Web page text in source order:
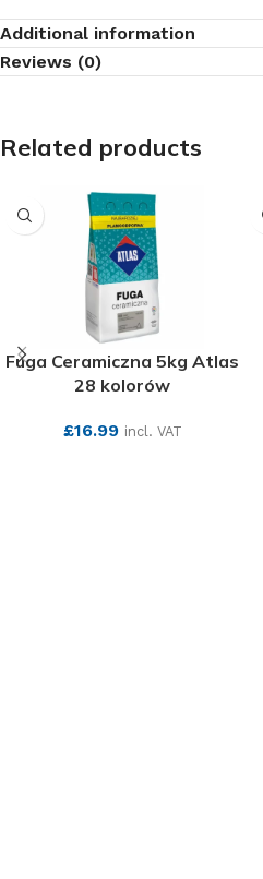
Additional information
Reviews (0)
Related products
Fuga Ceramiczna 5kg Atlas
28 kolorów
£16.99 incl. VAT